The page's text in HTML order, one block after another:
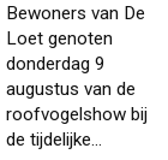
Bewoners van De
Loet genoten
donderdag 9
augustus van de
roofvogelshow bij
de tijdelijke...